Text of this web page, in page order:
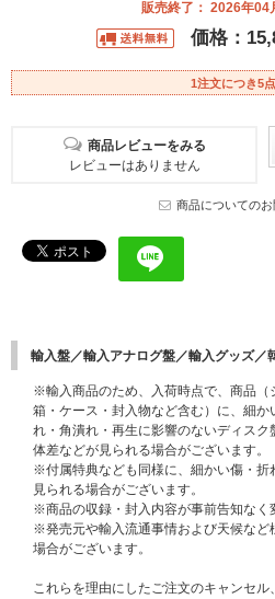
販売終了： 2026年04
価格：
1注文につき5
商品レビューをみる
レビューはありません
商品についての
輸入盤／輸入アナログ盤／輸入グッズ／
※輸入商品のため、入荷時点で、商品（
箱・ケース・封入物など含む）に、細
れ・角潰れ・再生に影響のないディス
体差などが見られる場合がございます。
※付属特典なども同様に、細かい傷・折
見られる場合がございます。
※商品の収録・封入内容が事前告知なく
※発売元や輸入流通事情および天候など
場合がございます。
これらを理由にしたご注文のキャンセ